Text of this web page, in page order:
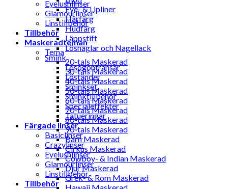
Eyelushlinser
Glamourlinser
Linstillbehör
Tillbehör
Maskeradteman
Tema
20-tals Maskerad
30-tals Maskerad
40-tals Maskerad
50-tals Maskerad
60-tals Maskerad
70-tals Maskerad
80-tals Maskerad
90-tals Maskerad
Barn Maskerad
Cirkus Maskerad
Cowboy- & Indian Maskerad
Djur Maskerad
Grek- & Rom Maskerad
Eye- & Lipliner
Hårfärg
Hudfärg
Läppstift
Lösnaglar och Nagellack
Smink
Lösögonfransar
Löständer
Sminkset
Sminktillbehör
Specialeffekter
Tatueringar
Färgade linser
Basiclinser
Crazylinser
Eyelushlinser
Glamourlinser
Linstillbehör
Tillbehör